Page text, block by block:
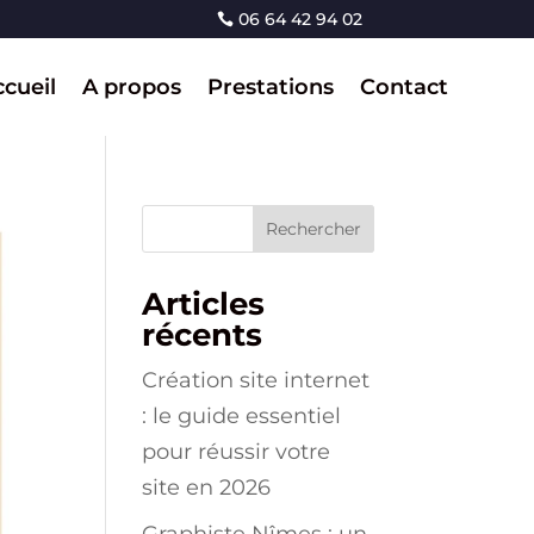
06 64 42 94 02
A propos Prestations Contact
Rechercher
Articles
récents
Création site internet
: le guide essentiel
pour réussir votre
site en 2026